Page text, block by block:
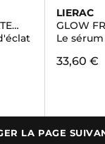
LIERAC
GLOW
Le
33,60 €
LA PAGE